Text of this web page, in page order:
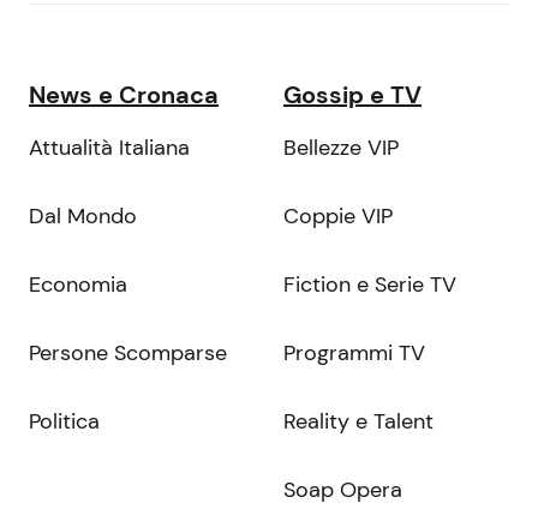
News e Cronaca
Attualità Italiana
Dal Mondo
Economia
Persone Scomparse
Politica
Gossip e TV
Bellezze VIP
Coppie VIP
Fiction e Serie TV
Programmi TV
Reality e Talent
Soap Opera